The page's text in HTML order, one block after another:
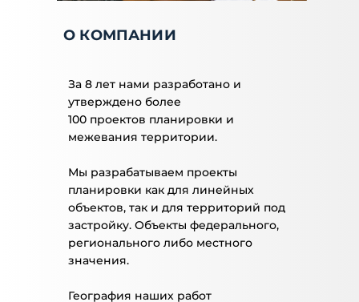
О КОМПАНИИ
За 8 лет нами разработано и
утверждено более
100 проектов планировки и
межевания территории.
Мы разрабатываем проекты
планировки как для линейных
объектов, так и для территорий под
застройку. Объекты федерального,
регионального либо местного
значения.
География наших работ